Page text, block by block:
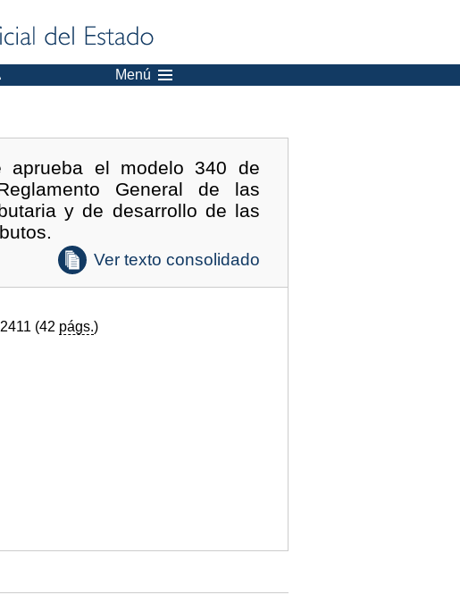
Menú
aprueba el modelo 340 de
General de las
y de desarrollo de las
Ver texto consolidado
(42 págs.)